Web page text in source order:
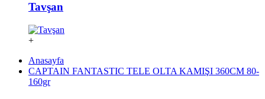
Tavşan
+
Anasayfa
CAPTAIN FANTASTIC TELE OLTA KAMIŞI 360CM 80-
160gr